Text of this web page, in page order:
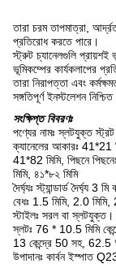
তারা চরম তাপমাত্রা,
প্রতিরোধ করতে পারে।
স্ট্রুট চ্যানেলগুলি প্রায়শই
ভূমিকম্পের কার্যকলাপের
তারা নিরাপত্তা এবং
সঙ্গতিপূর্ণ ইনস্টলেশন
সংক্ষিপ্ত বিবরণঃ
পণ্যের নামঃ স্লটযুক্ত স্ট্রট
ক্যানেলের আকারঃ 41*21
41*82 মিমি, পিছনে পিছনে
মিমি, ৪১*৮২ মিমি
দৈর্ঘ্যঃ স্ট্যান্ডার্ড দৈর্ঘ্য 3
বেধঃ 1.5 মিমি, 2.0
স্টাইলঃ সরল বা স্লটযুক্ত।
স্লটঃ 76 * 10.5 মিমি
13 কেন্দ্রে 50 সহ, 62.5
উপাদানঃ কার্বন ইস্পাত